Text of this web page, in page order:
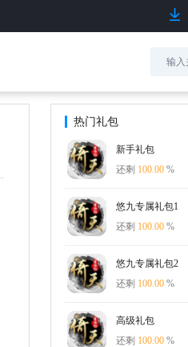
热门礼包
新手礼包
还剩 100.00 %
悠九专属礼包1
还剩 100.00 %
悠九专属礼包2
还剩 100.00 %
高级礼包
还剩 100.00 %